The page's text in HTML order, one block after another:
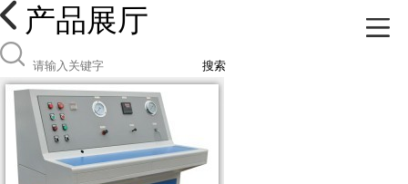
产品展厅
搜索